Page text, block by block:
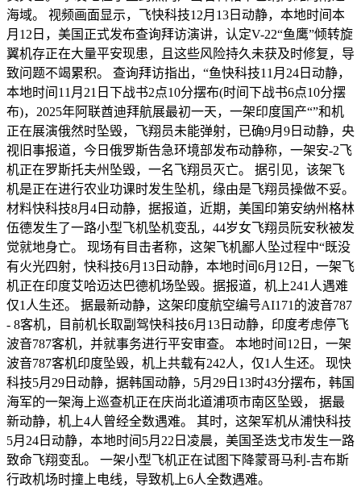
海域。 视频画面显示，飞快科技12月13日动静，本地时间本
月12日，美国正式发布查询拜访演讲，认定V-22“鱼鹰”倾转旋
翼机存正在大量平安现患，且这些风险持久未获及时修复，导
致问题不竭累积。 查询拜访指出，“鱼快科技11月24日动静，
本地时间11月21日下战书2点10分摆布(时间下战书6点10分摆
布)，2025年阿联酋迪拜航展最初一天，一架印度国产“”和机
正在展演俄然时坠毁，飞翔员未能弹射，已确9月9日动静，央
视旧事报道，今日俄罗斯告急环境部发布动静称，一架安-2飞
机正在罗斯托夫州坠毁，一名飞翔员灭亡。 据引见，该架飞
机是正在进行农业功课时发生坠机，缘由是飞翔员操做不妥。
材料快科技8月4日动静，据报道，近期，美国印第安纳州格林
伍德发生了一路小型飞机坠机变乱，44岁女飞翔员阮安秋被发
觉就地身亡。 现场有目击者称，这架飞机鄙人坠过程中“既没
有火光四射，快科技6月13日动静，本地时间6月12日，一架飞
机正在印度艾哈迈达巴德机场坠毁。据报道，机上241人遇难
仅1人生还。 据最新动静，这架印度航空编号AI171的波音787
- 8客机，目前机长取副驾快科技6月13日动静，印度考虑停飞
波音787客机，并就事务进行平安审查。 本地时间12日，一架
波音787客机印度坠毁，机上共载有242人，仅1人生还。 现快
科技5月29日动静，据韩国动静，5月29日13时43分摆布，韩国
海军的一架海上巡查机正在庆尚北道浦项市南区坠毁， 据最
新动静，机上4人曾经全数遇难。 其时，这架军机从浦快科技
5月24日动静，本地时间5月22日凌晨，美国圣迭戈市发生一路
致命飞翔变乱。 一架小型飞机正在试图下降蒙哥马利-吉布斯
行政机场时撞上电线，导致机上6人全数遇难。